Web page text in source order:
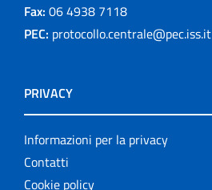
Fax: 06 4938 7118
PEC: protocollo.centrale@pec.iss.it
PRIVACY
Informazioni per la privacy
Contatti
Cookie policy